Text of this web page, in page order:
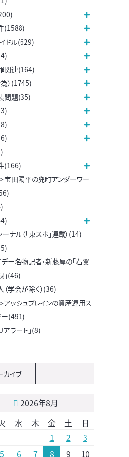
(1588)
ドル(629)
関連(164)
）(1745)
問題(35)
(166)
宝田陽平の兜町アンダーワー
ナル（「東スポ」連載）(14)
ー名物記者・新藤厚の「右翼
」(46)
学会が除く）(36)
アッシュブレインの資産運用ス
ー(491)
アラート」(8)
カイブ
2026年8月
水 木 金 土
日
1
2
3
5 6 7 8 9 10